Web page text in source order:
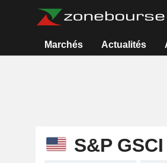
Marchés Actualités
S&P